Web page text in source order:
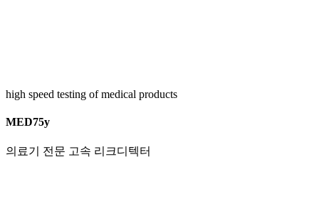
high speed testing of medical products
MED75y
의료기 전문 고속 리크디텍터